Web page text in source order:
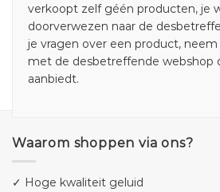
verkoopt zelf géén producten, je
doorverwezen naar de
je vragen over een product,
met de desbetreffende webshop
aanbiedt.
Waarom shoppen via ons?
✓ Hoge kwaliteit geluid